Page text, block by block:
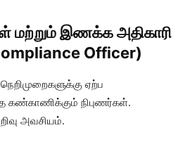
மற்றும் இணக்க அதிகாரி
Officer)
ஏற்ப
கண்காணிக்கும் நிபுணர்கள்.
அவசியம்.